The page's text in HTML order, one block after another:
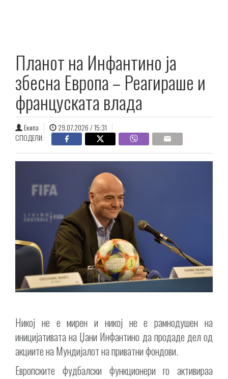
Планот на Инфантино ја
збесна Европа – Реагираше и
француската влада
Екипа
29.07.2026 / 15:31
СПОДЕЛИ:
Никој не е мирен и никој не е рамнодушен на
иницијативата на Џани Инфантино да продаде дел од
акциите на Мундијалот на приватни фондови.
Европските фудбалски функционери го активираа